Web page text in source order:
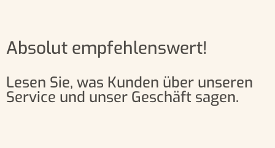
Absolut empfehlenswert!
Lesen Sie, was Kunden über unseren
Service und unser Geschäft sagen.